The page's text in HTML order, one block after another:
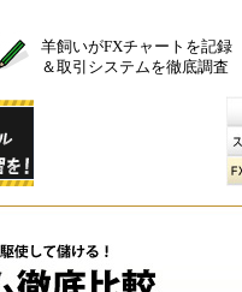
羊飼いがFXチャートを記録
＆取引システムを徹底調査